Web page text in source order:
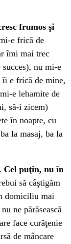
frumos şi
e frică de
îmi mai trec
nu mi-e
îi e frică de mine,
e lehamite de
să-i zicem)
în noapte, cu
la masaj, ba la
Cel puţin, nu în
să câştigăm
domiciliu mai
ne părăsească
face curăţenie
de mâncare